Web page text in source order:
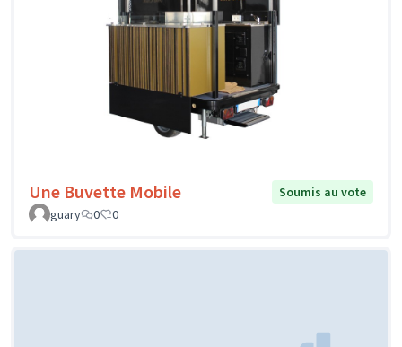
Une Buvette Mobile
Soumis au vote
guary
0 0